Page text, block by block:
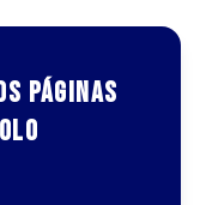
páginas